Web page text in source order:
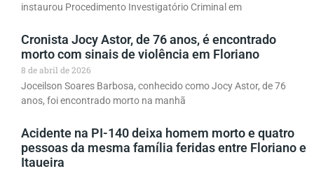
instaurou Procedimento Investigatório Criminal em
Cronista Jocy Astor, de 76 anos, é encontrado
morto com sinais de violência em Floriano
8 de abril de 2026
Joceilson Soares Barbosa, conhecido como Jocy Astor, de 76
anos, foi encontrado morto na manhã
Acidente na PI-140 deixa homem morto e quatro
pessoas da mesma família feridas entre Floriano e
Itaueira